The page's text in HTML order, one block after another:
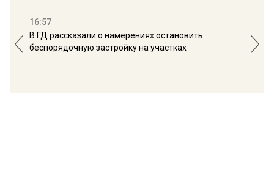
16:57
В ГД рассказали о намерениях остановить
беспорядочную застройку на участках